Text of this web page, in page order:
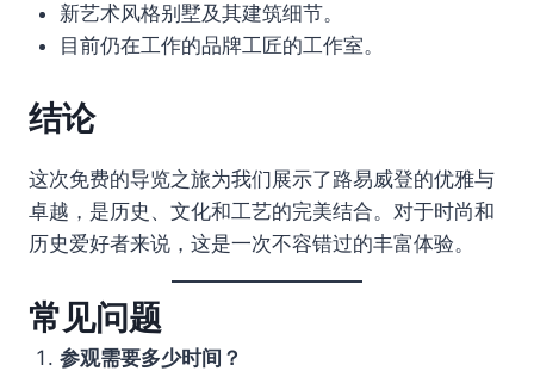
新艺术风格别墅及其建筑细节。
目前仍在工作的品牌工匠的工作室。
结论
这次免费的导览之旅为我们展示了路易威登的优雅与
卓越，是历史、文化和工艺的完美结合。对于时尚和
历史爱好者来说，这是一次不容错过的丰富体验。
常见问题
参观需要多少时间？